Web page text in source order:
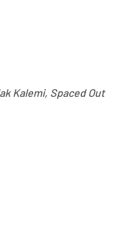
Kalemi, Spaced Out